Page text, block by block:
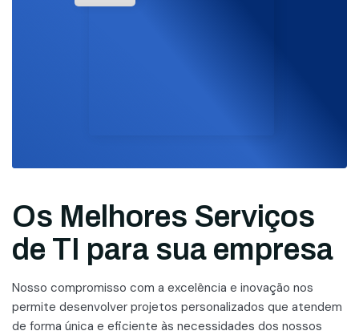
Os Melhores Serviços
de TI para sua empresa
Nosso compromisso com a excelência e inovação nos
permite desenvolver projetos personalizados que atendem
de forma única e eficiente às necessidades dos nossos